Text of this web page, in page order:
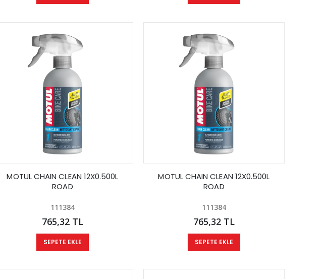
MOTUL CHAIN CLEAN 12X0.500L
ROAD
111384
765,32 TL
SEPETE EKLE
MOTUL CHAIN CLEAN 12X0.500L
ROAD
111384
765,32 TL
SEPETE EKLE